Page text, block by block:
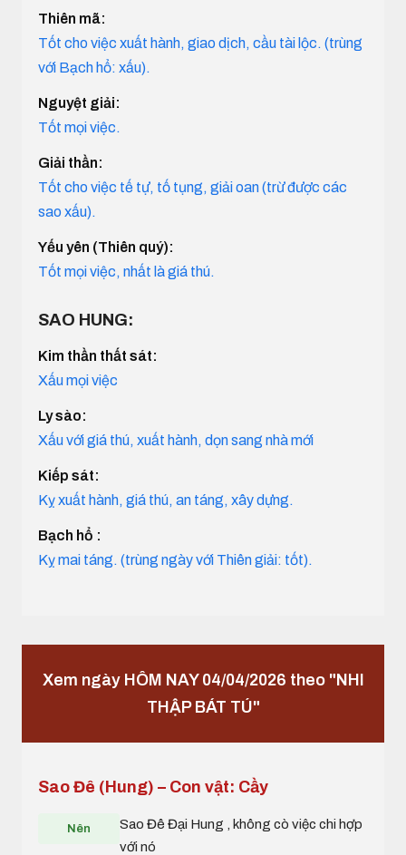
Thiên mã:
Tốt cho việc xuất hành, giao dịch, cầu tài lộc. (trùng
với Bạch hổ: xấu).
Nguyệt giải:
Tốt mọi việc.
Giải thần:
Tốt cho việc tế tự, tố tụng, giải oan (trừ được các
sao xấu).
Yếu yên (Thiên quý):
Tốt mọi việc, nhất là giá thú.
SAO HUNG:
Kim thần thất sát:
Xấu mọi việc
Ly sào:
Xấu với giá thú, xuất hành, dọn sang nhà mới
Kiếp sát:
Kỵ xuất hành, giá thú, an táng, xây dựng.
Bạch hổ :
Kỵ mai táng. (trùng ngày với Thiên giải: tốt).
Xem ngày HÔM NAY 04/04/2026 theo "NHI
THẬP BÁT TÚ"
Sao Đê (Hung) – Con vật: Cầy
Nên
Sao Đê Đại Hung , không cò việc chi hợp
với nó